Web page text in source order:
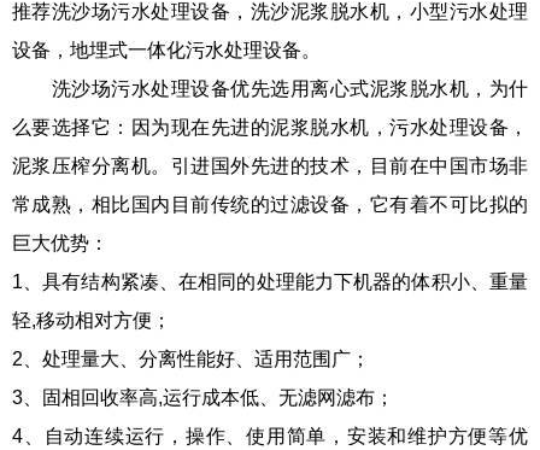
推荐洗沙场污水处理设备，洗沙泥浆脱水机，小型污水处理
设备，地埋式一体化污水处理设备。
洗沙场污水处理设备优先选用离心式泥浆脱水机，为什
么要选择它：因为现在先进的泥浆脱水机，污水处理设备，
泥浆压榨分离机。引进国外先进的技术，目前在中国市场非
常成熟，相比国内目前传统的过滤设备，它有着不可比拟的
巨大优势：
1、具有结构紧凑、在相同的处理能力下机器的体积小、重量
轻,移动相对方便；
2、处理量大、分离性能好、适用范围广；
3、固相回收率高,运行成本低、无滤网滤布；
4、自动连续运行，操作、使用简单，安装和维护方便等优